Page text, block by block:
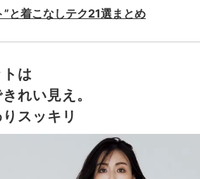
と着こなしテク21選まとめ
は
れい見え。
スッキリ